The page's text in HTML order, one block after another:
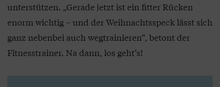
unterstützen. „Gerade jetzt ist ein fitter Rücken
enorm wichtig – und der Weihnachtsspeck lässt sich
ganz nebenbei auch wegtrainieren“, betont der
Fitnesstrainer. Na dann, los geht’s!